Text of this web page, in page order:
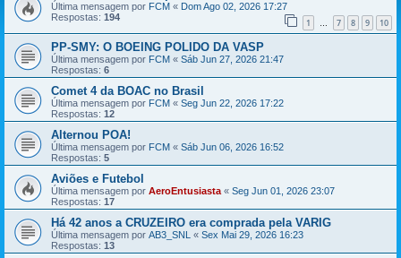
Última mensagem por FCM « Dom Ago 02, 2026 17:27
Respostas: 194 1 … 7 8 9 10
PP-SMY: O BOEING POLIDO DA VASP
Última mensagem por FCM « Sáb Jun 27, 2026 21:47
Respostas: 6
Comet 4 da BOAC no Brasil
Última mensagem por FCM « Seg Jun 22, 2026 17:22
Respostas: 12
Alternou POA!
Última mensagem por FCM « Sáb Jun 06, 2026 16:52
Respostas: 5
Aviões e Futebol
Última mensagem por AeroEntusiasta « Seg Jun 01, 2026 23:07
Respostas: 17
Há 42 anos a CRUZEIRO era comprada pela VARIG
Última mensagem por AB3_SNL « Sex Mai 29, 2026 16:23
Respostas: 13